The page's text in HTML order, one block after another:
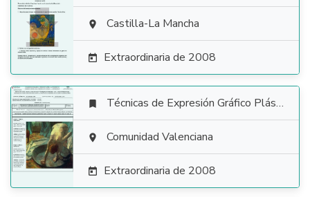
  Castilla-La Mancha
 Extraordinaria de 2008

 Técnicas de Expresión Gráfico Plástica
 Comunidad Valenciana
 Extraordinaria de 2008